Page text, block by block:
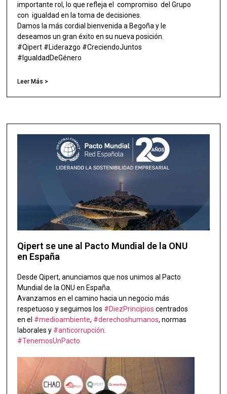
importante rol, lo que refleja el compromiso del Grupo
con igualdad en la toma de decisiones.
Damos la más cordial bienvenida a Begoña y le
deseamos un gran éxito en su nueva posición.
#Qipert #Liderazgo #CreciendoJuntos
#IgualdadDeGénero
Leer Más >
Qipert se une al Pacto Mundial de la ONU
en España
Desde Qipert, anunciamos que nos unimos al Pacto
Mundial de la ONU en España.
Avanzamos en el camino hacia un negocio más
respetuoso y seguimos los #DiezPrincipios centrados
en el #medioambiente, #derechoshumanos, normas
laborales y #anticorrupción
#TenemosUnPacto